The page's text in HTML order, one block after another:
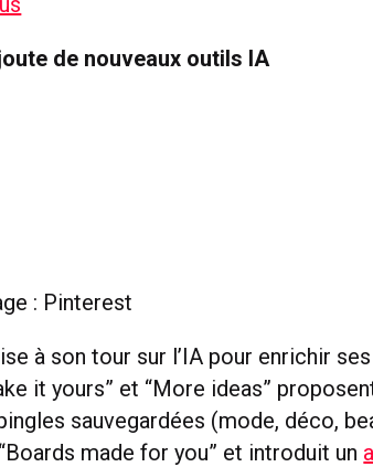
de nouveaux outils IA
: Pinterest
à son tour sur l’IA pour enrichir
it yours” et “More ideas”
sauvegardées (mode, déco,
made for you” et introduit un